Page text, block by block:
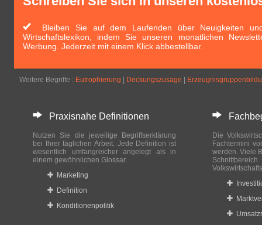
Bleiben Sie auf dem Laufenden über Neuigkeiten
Wirtschaftslexikon, indem Sie unseren monatlichen
Werbung. Jederzeit mit einem Klick abbestellbar.
Weitere Begriffe : Eutrophierung Deckungszusage
Praxisnahe Definitionen
Nutzen Sie die jeweilige Begriffserklärung
bei Ihrer täglichen Arbeit. Jede Definition ist
wesentlich umfangreicher angelegt als in
einem gewöhnlichen Glossar.
Marketing
Definition
Konditionenpolitik
Die
Fachtermini
werden. Viele